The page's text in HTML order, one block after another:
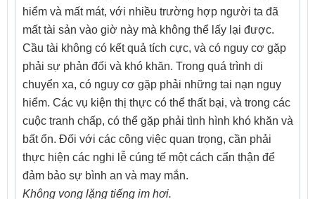
hiểm và mất mát, với nhiều trường hợp người ta đã
mất tài sản vào giờ này mà không thể lấy lại được.
Cầu tài không có kết quả tích cực, và có nguy cơ gặp
phải sự phản đối và khó khăn. Trong quá trình di
chuyển xa, có nguy cơ gặp phải những tai nạn nguy
hiểm. Các vụ kiện thị thực có thể thất bại, và trong các
cuộc tranh chấp, có thể gặp phải tình hình khó khăn và
bất ổn. Đối với các công việc quan trọng, cần phải
thực hiện các nghi lễ cúng tế một cách cẩn thận để
đảm bảo sự bình an và may mắn.
Không vong lặng tiếng im hơi.